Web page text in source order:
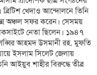
ব্রিটিশ খেদাও আন্দোলনে তিনি
অঞ্চল সফর করেন। সেসময়
নেতা ছিলেন। ১৯৪৭
আহমদ উসমানী রহ. মুফতি
ইসলাম সিলেট জেলায়
আইয়ুব শাহীর বিরুদ্ধে তীব্র